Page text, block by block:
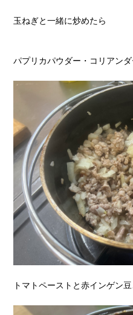
玉ねぎと一緒に炒めたら
パプリカパウダー・コリアン
トマトペーストと赤インゲン